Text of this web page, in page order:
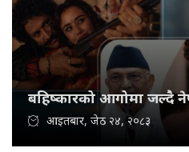
बहिष्कारको आगोमा जल्दै
आइतबार, जेठ २४, २०८३